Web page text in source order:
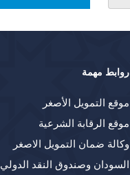
روابط مهمة
موقع التمويل الأصغر
موقع الرقابة الشرعية
وكالة ضمان التمويل الاصغر
السودان وصندوق النقد الدولي